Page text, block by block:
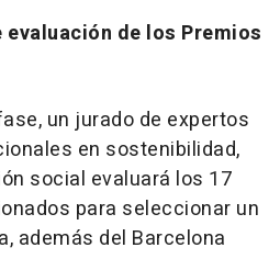
de los Premios
un jurado de expertos
en sostenibilidad,
social evaluará los 17
para seleccionar un
además del Barcelona